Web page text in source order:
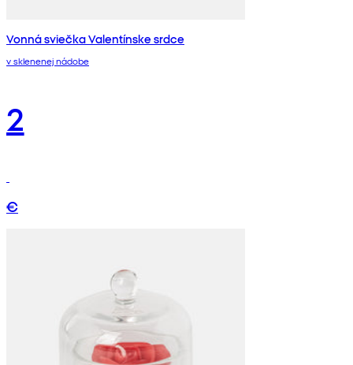
Vonná sviečka Valentínske srdce
v sklenenej nádobe
2
€